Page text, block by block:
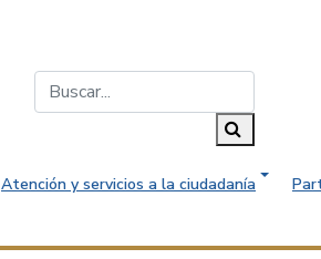
Atención y servicios a la ciudadanía